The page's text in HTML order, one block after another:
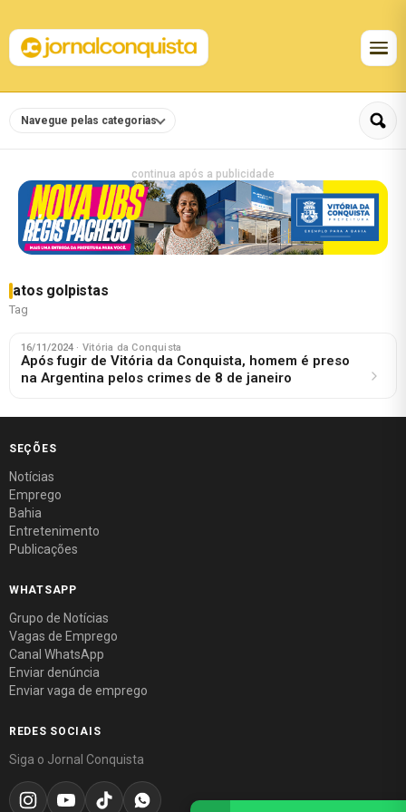
Navegue pelas categorias
continua após a publicidade
atos golpistas
Tag
16/11/2024 · Vitória da Conquista
Após fugir de Vitória da Conquista, homem é preso
na Argentina pelos crimes de 8 de janeiro
SEÇÕES
Notícias
Emprego
Bahia
Entretenimento
Publicações
WHATSAPP
Grupo de Notícias
Vagas de Emprego
Canal WhatsApp
Enviar denúncia
Enviar vaga de emprego
REDES SOCIAIS
Siga o Jornal Conquista